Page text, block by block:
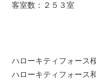
客室数：２５３室
ハローキティフォース桜
ハローキティフォース